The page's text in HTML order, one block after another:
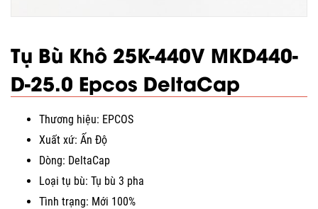
Tụ Bù Khô 25K-440V MKD440-
D-25.0 Epcos DeltaCap
Thương hiệu: EPCOS
Xuất xứ: Ấn Độ
Dòng: DeltaCap
Loại tụ bù: Tụ bù 3 pha
Tình trạng: Mới 100%